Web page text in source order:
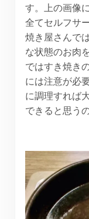
す。上の画像
全てセルフサ
焼き屋さんで
な状態のお肉
ではすき焼き
には注意が必
に調理すれば
できると思う